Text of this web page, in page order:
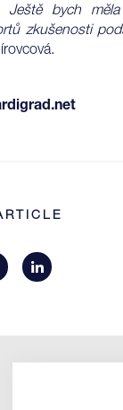
Ještě bych
zkušenosti